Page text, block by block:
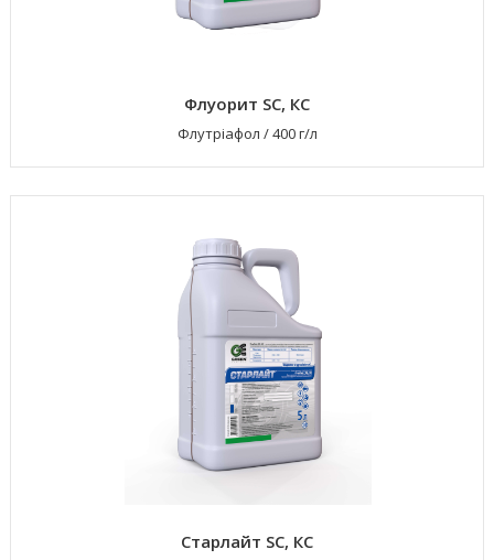
Флуорит SC, КС
Флутріафол /400 г/л
Старлайт SC, КС